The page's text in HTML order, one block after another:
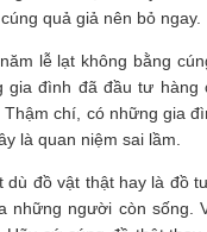
quả giả nên bỏ ngay.
lễ lạt không bằng
gia đình đã đầu tư
chí, có những gia
là quan niệm sai lầm.
dù đồ vật thật hay là đồ
những người còn sống.